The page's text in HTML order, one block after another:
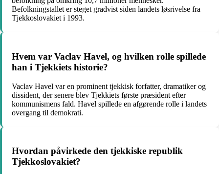
Befolkningstallet er steget gradvist siden landets løsrivelse fra
Tjekkoslovakiet i 1993.
Hvem var Vaclav Havel, og hvilken rolle spillede
han i Tjekkiets historie?
Vaclav Havel var en prominent tjekkisk forfatter, dramatiker og
dissident, der senere blev Tjekkiets første præsident efter
kommunismens fald. Havel spillede en afgørende rolle i landets
overgang til demokrati.
Hvordan påvirkede den tjekkiske republik
Tjekkoslovakiet?